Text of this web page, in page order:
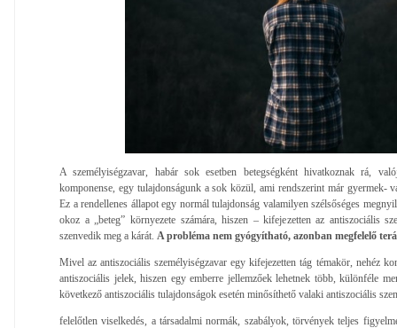
A személyiségzavar, habár sok esetben betegségként hivatkoznak rá,
komponense, egy tulajdonságunk a sok közül, ami rendszerint már gyermek-
Ez a rendellenes állapot egy normál tulajdonság valamilyen szélsőséges
okoz a „beteg” környezete számára, hiszen – kifejezetten az antiszociális
szenvedik meg a kárát. A probléma nem gyógyítható, azonban megfelelő
Mivel az antiszociális személyiségzavar egy kifejezetten tág témakör, nehéz
antiszociális jelek, hiszen egy emberre jellemzőek lehetnek több, különféle
következő antiszociális tulajdonságok esetén minősíthető valaki antiszociális
felelőtlen viselkedés, a társadalmi normák, szabályok, törvények teljes